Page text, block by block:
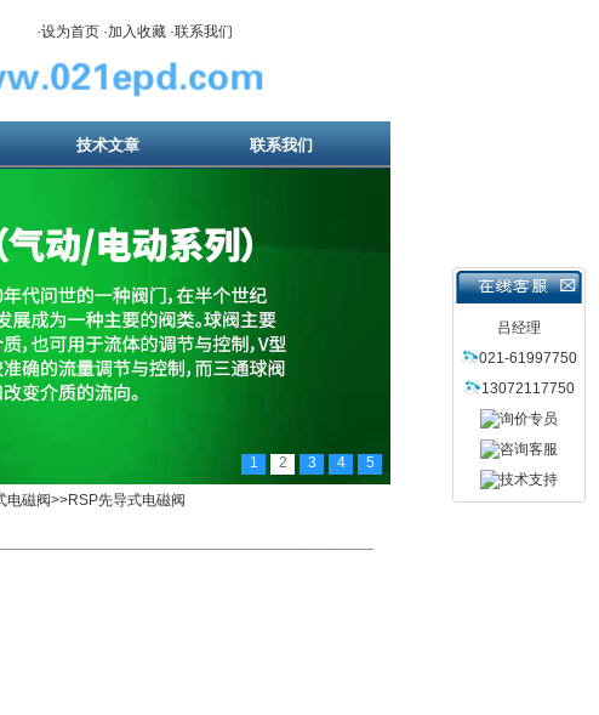
·设为首页 ·加入收藏 ·联系我们
技术文章 联系我们
1 2 3 4 5
吕经理
021-61997750
13072117750
电磁阀>>RSP先导式电磁阀